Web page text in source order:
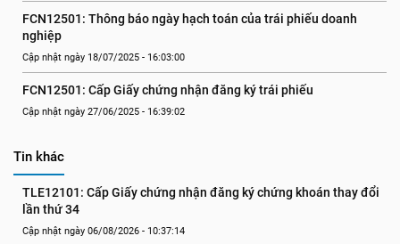
FCN12501: Thông báo ngày hạch toán của trái phiếu doanh
nghiệp
Cập nhật ngày 18/07/2025 - 16:03:00
FCN12501: Cấp Giấy chứng nhận đăng ký trái phiếu
Cập nhật ngày 27/06/2025 - 16:39:02
Tin khác
TLE12101: Cấp Giấy chứng nhận đăng ký chứng khoán thay đổi
lần thứ 34
Cập nhật ngày 06/08/2026 - 10:37:14